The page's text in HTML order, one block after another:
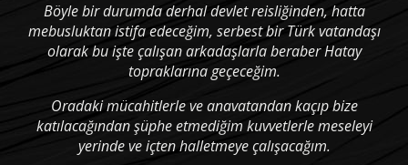
Böyle bir durumda derhal devlet reisliğinden, hatta
mebusluktan istifa edeceğim, serbest bir Türk vatandaşı
olarak bu işte çalışan arkadaşlarla beraber Hatay
topraklarına geçeceğim.
Oradaki mücahitlerle ve anavatandan kaçıp bize
katılacağından şüphe etmediğim kuvvetlerle meseleyi
yerinde ve içten halletmeye çalışacağım.